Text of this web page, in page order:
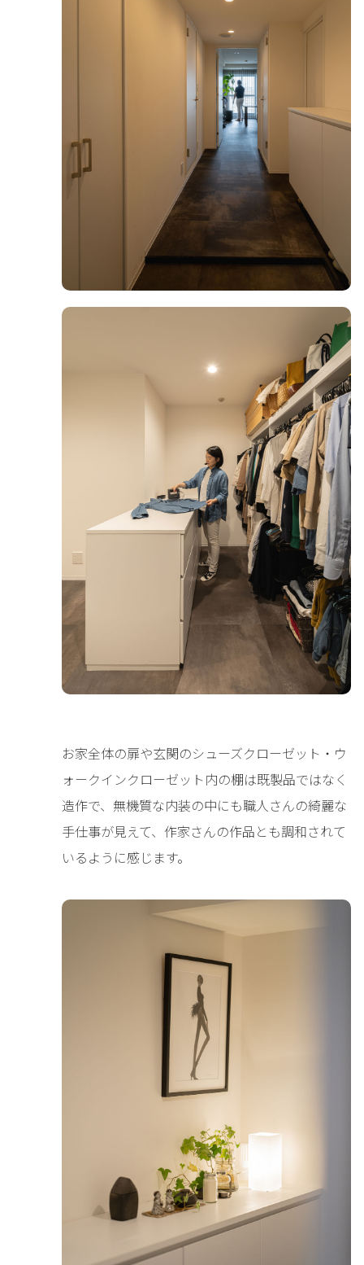
お家全体の扉や玄関のシューズクローゼット・ウ
ォークインクローゼット内の棚は既製品ではなく
造作で、無機質な内装の中にも職人さんの綺麗な
手仕事が見えて、作家さんの作品とも調和されて
いるように感じます。